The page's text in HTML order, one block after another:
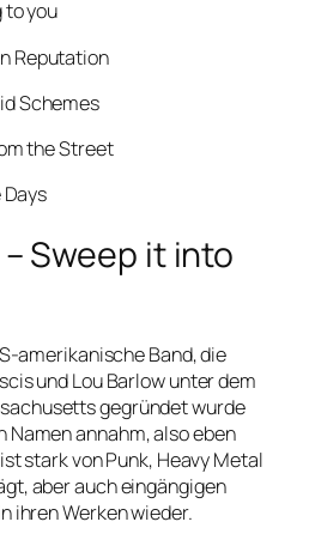
to you
Reputation
Schemes
the Street
Sweep it into
amerikanische Band, die
und Lou Barlow unter dem
gegründet wurde
Namen annahm, also eben
stark von Punk, Heavy Metal
aber auch eingängigen
ihren Werken wieder.